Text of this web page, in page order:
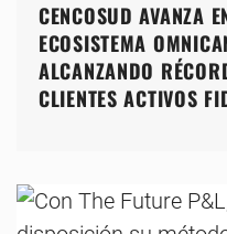
CENCOSUD AVANZA
ECOSISTEMA
ALCANZANDO
CLIENTES ACTIVOS